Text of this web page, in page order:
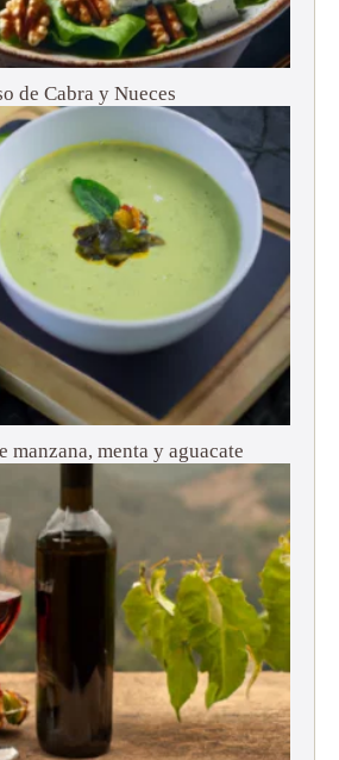
de Cabra y Nueces
manzana, menta y aguacate